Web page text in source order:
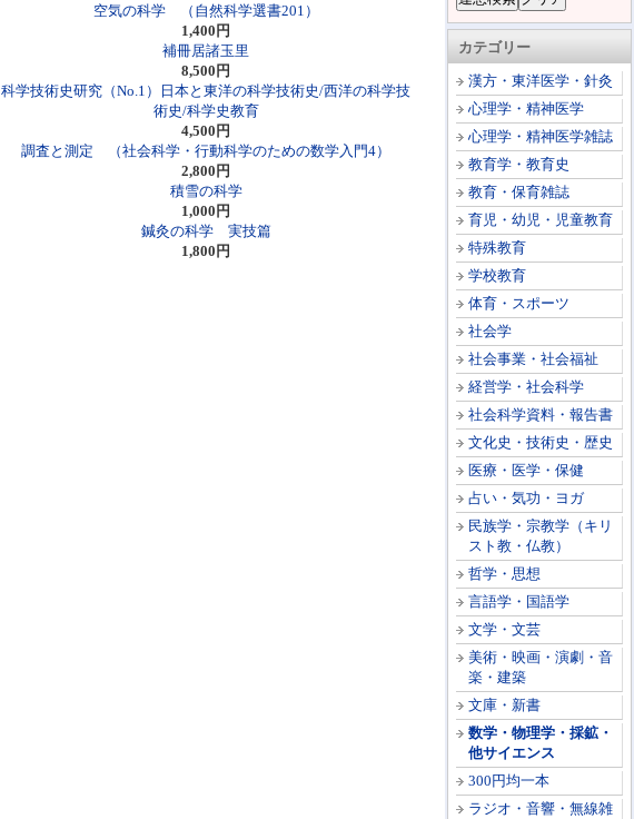
カテゴリー
漢方・東洋医学・針灸
心理学・精神医学
心理学・精神医学雑誌
教育学・教育史
教育・保育雑誌
育児・幼児・児童教育
特殊教育
学校教育
体育・スポーツ
社会学
社会事業・社会福祉
経営学・社会科学
社会科学資料・報告書
文化史・技術史・歴史
医療・医学・保健
占い・気功・ヨガ
民族学・宗教学（キリ
スト教・仏教）
哲学・思想
言語学・国語学
文学・文芸
美術・映画・演劇・音
楽・建築
文庫・新書
数学・物理学・採鉱・
他サイエンス
300円均一本
ラジオ・音響・無線雑
空気の科学 （自然科学選書201）
1,400円
補冊居諸玉里
8,500円
科学技術史研究（No.1）日本と東洋の科学技術史/西洋の科学技
術史/科学史教育
4,500円
調査と測定 （社会科学・行動科学のための数学入門4）
2,800円
積雪の科学
1,000円
鍼灸の科学 実技篇
1,800円